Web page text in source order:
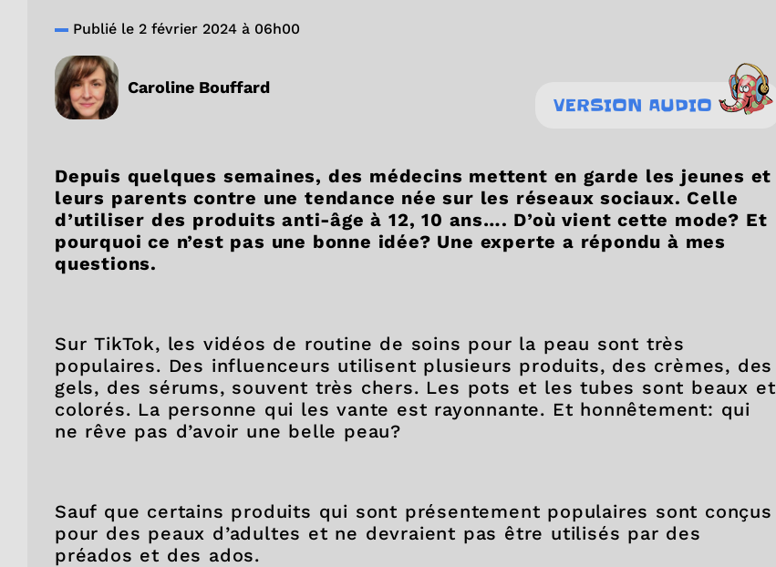
Publié le 2 février 2024 à 06h00
Caroline Bouffard
VERSION AUDIO
Depuis quelques semaines, des médecins mettent en garde les jeunes et
leurs parents contre une tendance née sur les réseaux sociaux. Celle
d’utiliser des produits anti-âge à 12, 10 ans…. D’où vient cette mode? Et
pourquoi ce n’est pas une bonne idée? Une experte a répondu à mes
questions.
Sur TikTok, les vidéos de routine de soins pour la peau sont très
populaires. Des influenceurs utilisent plusieurs produits, des crèmes, des
gels, des sérums, souvent très chers. Les pots et les tubes sont beaux et
colorés. La personne qui les vante est rayonnante. Et honnêtement: qui
ne rêve pas d’avoir une belle peau?
Sauf que certains produits qui sont présentement populaires sont conçus
pour des peaux d’adultes et ne devraient pas être utilisés par des
préados et des ados.